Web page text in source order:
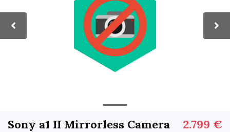
2.799 €
Sony a1 II Mirrorless Camera